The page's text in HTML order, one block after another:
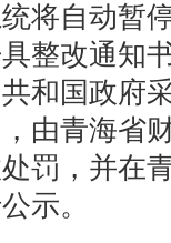
将自动暂
整改通知
和国政府
，由青海省
罚，并在
示。